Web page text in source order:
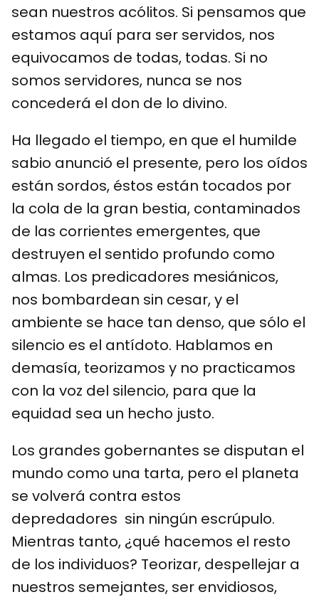
sean nuestros acólitos. Si pensamos que
estamos aquí para ser servidos, nos
equivocamos de todas, todas. Si no
somos servidores, nunca se nos
concederá el don de lo divino.
Ha llegado el tiempo, en que el humilde
sabio anunció el presente, pero los oídos
están sordos, éstos están tocados por
la cola de la gran bestia, contaminados
de las corrientes emergentes, que
destruyen el sentido profundo como
almas. Los predicadores mesiánicos,
nos bombardean sin cesar, y el
ambiente se hace tan denso, que sólo el
silencio es el antídoto. Hablamos en
demasía, teorizamos y no practicamos
con la voz del silencio, para que la
equidad sea un hecho justo.
Los grandes gobernantes se disputan el
mundo como una tarta, pero el planeta
se volverá contra estos
depredadores sin ningún escrúpulo.
Mientras tanto, ¿qué hacemos el resto
de los individuos? Teorizar, despellejar a
nuestros semejantes, ser envidiosos,